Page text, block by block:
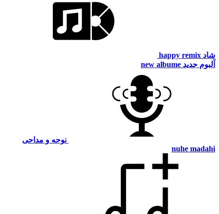
شاد happy remix
آلبوم جدید new albume
نوحه و مداحی
nuhe madahi